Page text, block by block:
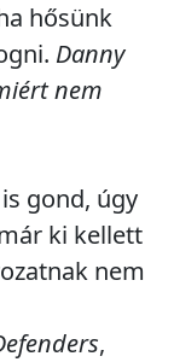
hősünk
Danny
nem
gond, úgy
ki kellett
nem
,